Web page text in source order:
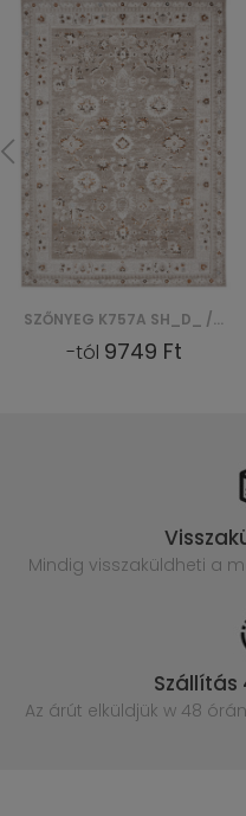
SZŐNYEG K757A SH_D_ / RETRO - BEŻOWY, BIAŁY
-tól 9749 Ft
Mindig visszaküldheti a
Szállítás
Az árút elküldjük w 48